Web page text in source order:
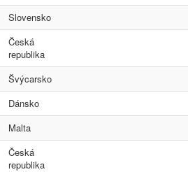
Slovensko
Česká
republika
Švýcarsko
Dánsko
Malta
Česká
republika